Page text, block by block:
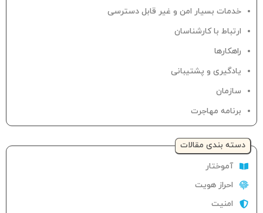
خدمات بسیار امن و غیر قابل دسترسی
ارتباط با کارشناسان
راهکارها
یادگیری و پشتیبانی
سازمان
برنامه مهاجرت
دسته‌ بندی مقالات
آموختار
احراز هویت
امنیت